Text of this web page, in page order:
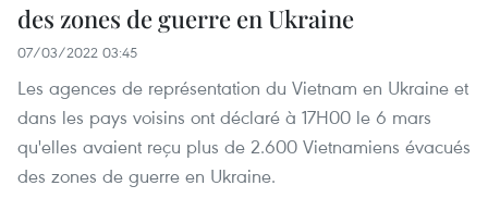
des zones de guerre en Ukraine
07/03/2022 03:45
Les agences de représentation du Vietnam en Ukraine et
dans les pays voisins ont déclaré à 17H00 le 6 mars
qu'elles avaient reçu plus de 2.600 Vietnamiens évacués
des zones de guerre en Ukraine.